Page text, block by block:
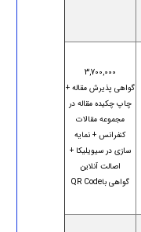
3,700,000
گواهی پذیرش مقاله +
چاپ چکیده مقاله در
مجموعه مقالات
کنفرانس + نمایه
سازی در سیویلیکا +
اصالت آنلاین
گواهی باQR Code